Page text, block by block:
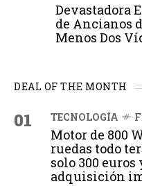
Devastadora
de Ancianos
Menos Dos
DEAL OF THE MONTH
01 TECNOLOGÍA
Motor de 800
ruedas todo
solo 300
adquisición